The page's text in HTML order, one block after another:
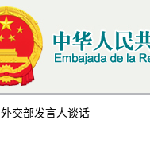
外交部发言人谈话